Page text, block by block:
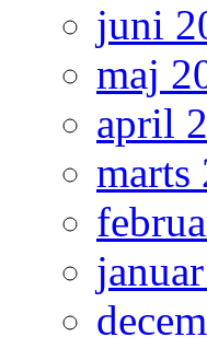
juni
maj
april
marts